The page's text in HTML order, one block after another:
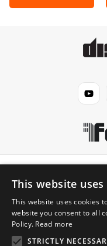
Légal
Information
This website uses
This website uses cookies
website you consent to all
Policy. Read more
STRICTLY